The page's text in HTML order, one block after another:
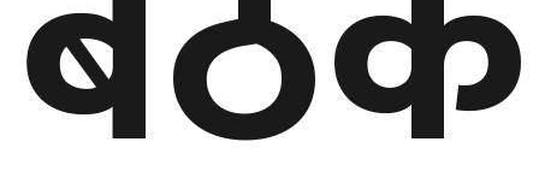
मनाेरञ्जन
खेलकुद